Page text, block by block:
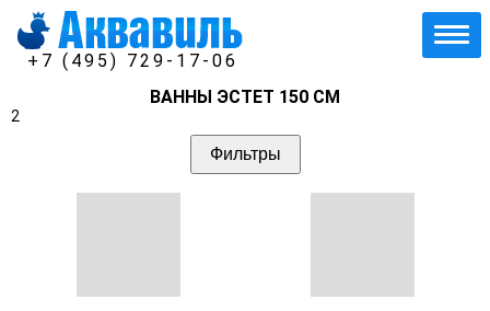
+7 (495) 729-17-06
ВАННЫ ЭСТЕТ 150 СМ
2
Фильтры